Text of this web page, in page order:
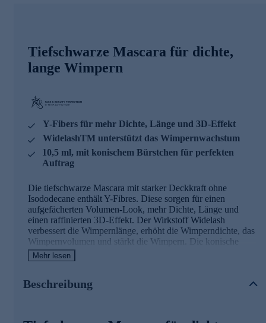
Tiefschwarze Mascara für dichte,
lange Wimpern
Y-Fibers für mehr Dichte, Länge und 3D-Effekt
WidelashTM unterstützt das Wimpernwachstum
10,5 ml, mit konischem Bürstchen für perfekten
Auftrag
Die tiefschwarze Mascara mit starker Deckkraft ohne
Isododecane enthält Y-Fibres. Diese sorgen für einen
aufgefächerten Volumen-Look, mehr Dichte, Länge und
einen raffinierten 3D-Effekt. Der Wirkstoff Widelash
verbessert die Wimpernlänge, erhöht die Wimperndichte, das
Wimpernvolumen und stärkt die Wimpern. Die konische
Bürste betont besonders gut das äußere Drittel der Wimpern,
wodurch ein aufregender Cateye-Effekt erzielt wird. Das
die feinen Härchen und am unteren Wimpernkranz jede
Mehr lesen
Beschreibung